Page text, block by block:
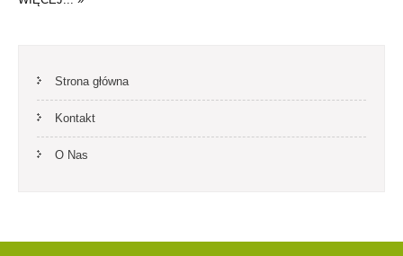
Strona główna
Kontakt
O Nas